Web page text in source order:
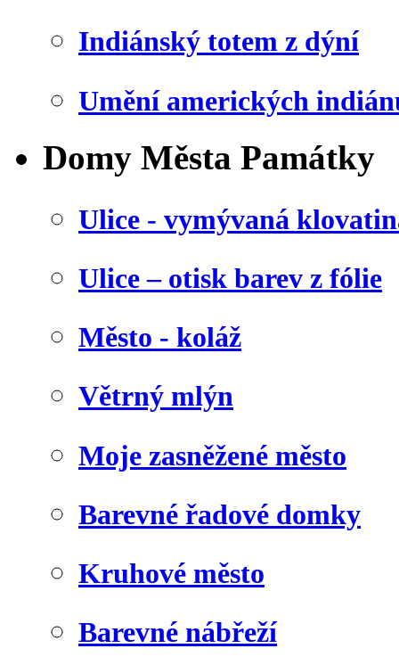
Indiánský totem z dýní
Umění amerických
Domy Města Památky
Ulice - vymývaná
Ulice – otisk barev z fólie
Město - koláž
Větrný mlýn
Moje zasněžené město
Barevné řadové domky
Kruhové město
Barevné nábřeží